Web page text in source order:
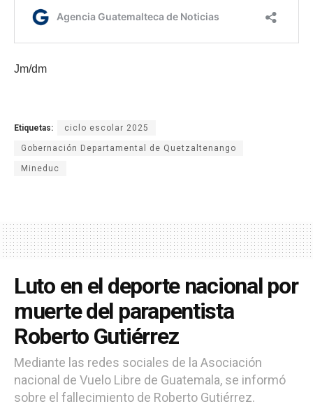
Jm/dm
Etiquetas: ciclo escolar 2025
Gobernación Departamental de Quetzaltenango
Mineduc
Luto en el deporte nacional por
muerte del parapentista
Roberto Gutiérrez
Mediante las redes sociales de la Asociación
nacional de Vuelo Libre de Guatemala, se informó
sobre el fallecimiento de Roberto Gutiérrez.